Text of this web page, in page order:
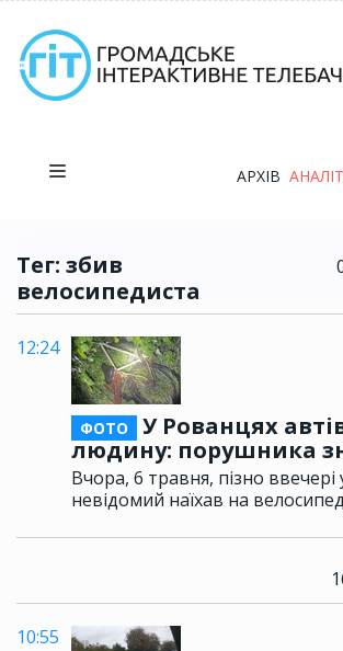
АРХІВ
Тег: збив
велосипедиста
12:24
ФОТО
У Рованцях
людину: порушника
Вчора, 6 травня, пізно
невідомий наїхав на
10:55